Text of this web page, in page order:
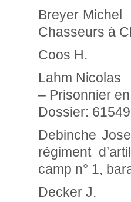
Breyer
Chasseurs à
Coos
Lahm
– Prisonnier
Dossier:
Debinche
régiment
camp n° 1,
Decker